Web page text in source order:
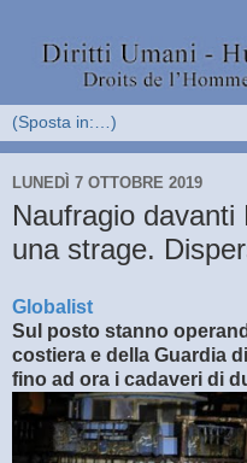
LUNEDÌ 7 OTTOBRE 2019
Naufragio
una strage.
Globalist
Sul posto stanno
costiera e della Guardia
fino ad ora i cadaveri di